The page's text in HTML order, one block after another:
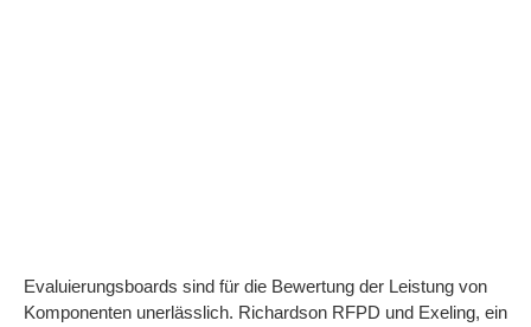
Evaluierungsboards sind für die Bewertung der Leistung von
Komponenten unerlässlich. Richardson RFPD und Exeling, ein